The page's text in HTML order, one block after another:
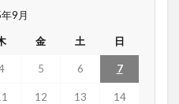
9月
金 土 日
5 6 7
12 13 14